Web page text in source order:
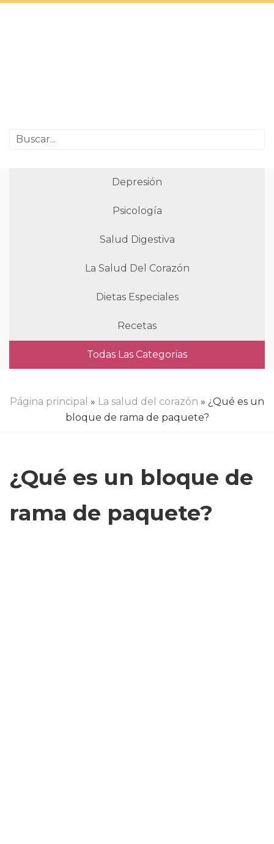
Depresión
Psicología
Salud Digestiva
La Salud Del Corazón
Dietas Especiales
Recetas
Todas Las Categorias
Página principal » La salud del corazón » ¿Qué es un
bloque de rama de paquete?
¿Qué es un bloque de
rama de paquete?